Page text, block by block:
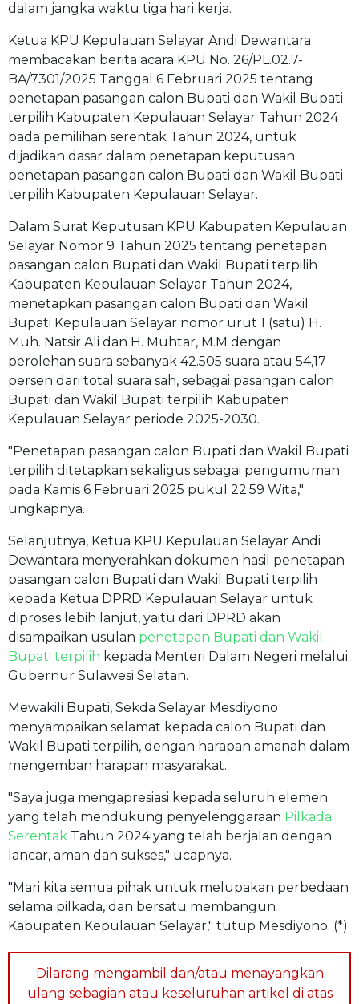
dalam jangka waktu tiga hari kerja.
Ketua KPU Kepulauan Selayar Andi Dewantara
membacakan berita acara KPU No. 26/PL.02.7-
BA/7301/2025 Tanggal 6 Februari 2025 tentang
penetapan pasangan calon Bupati dan Wakil Bupati
terpilih Kabupaten Kepulauan Selayar Tahun 2024
pada pemilihan serentak Tahun 2024, untuk
dijadikan dasar dalam penetapan keputusan
penetapan pasangan calon Bupati dan Wakil Bupati
terpilih Kabupaten Kepulauan Selayar.
Dalam Surat Keputusan KPU Kabupaten Kepulauan
Selayar Nomor 9 Tahun 2025 tentang penetapan
pasangan calon Bupati dan Wakil Bupati terpilih
Kabupaten Kepulauan Selayar Tahun 2024,
menetapkan pasangan calon Bupati dan Wakil
Bupati Kepulauan Selayar nomor urut 1 (satu) H.
Muh. Natsir Ali dan H. Muhtar, M.M dengan
perolehan suara sebanyak 42.505 suara atau 54,17
persen dari total suara sah, sebagai pasangan calon
Bupati dan Wakil Bupati terpilih Kabupaten
Kepulauan Selayar periode 2025-2030.
"Penetapan pasangan calon Bupati dan Wakil Bupati
terpilih ditetapkan sekaligus sebagai pengumuman
pada Kamis 6 Februari 2025 pukul 22.59 Wita,"
ungkapnya.
Selanjutnya, Ketua KPU Kepulauan Selayar Andi
Dewantara menyerahkan dokumen hasil penetapan
pasangan calon Bupati dan Wakil Bupati terpilih
kepada Ketua DPRD Kepulauan Selayar untuk
diproses lebih lanjut, yaitu dari DPRD akan
disampaikan usulan penetapan Bupati dan Wakil
Bupati terpilih kepada Menteri Dalam Negeri melalui
Gubernur Sulawesi Selatan.
Mewakili Bupati, Sekda Selayar Mesdiyono
menyampaikan selamat kepada calon Bupati dan
Wakil Bupati terpilih, dengan harapan amanah dalam
mengemban harapan masyarakat.
"Saya juga mengapresiasi kepada seluruh elemen
yang telah mendukung penyelenggaraan Pilkada
Serentak Tahun 2024 yang telah berjalan dengan
lancar, aman dan sukses," ucapnya.
"Mari kita semua pihak untuk melupakan perbedaan
selama pilkada, dan bersatu membangun
Kabupaten Kepulauan Selayar," tutup Mesdiyono. (*)
Dilarang mengambil dan/atau menayangkan
ulang sebagian atau keseluruhan artikel di atas